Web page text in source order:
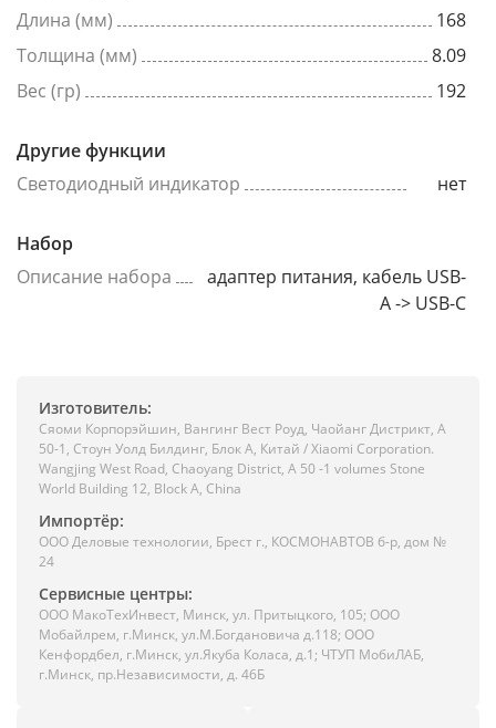
Длина (мм)
168
Толщина (мм)
8.09
Вес (гр)
192
Другие функции
Светодиодный индикатор
нет
Набор
Описание набора
адаптер питания, кабель USB-
A -> USB-C
Изготовитель:
Сяоми Корпорэйшин, Вангинг Вест Роуд, Чаойанг Дистрикт, А
50-1, Стоун Уолд Билдинг, Блок А, Китай / Xiaomi Corporation.
Wangjing West Road, Chaoyang District, A 50 -1 volumes Stone
World Building 12, Block A, China
Импортёр:
ООО Деловые технологии, Брест г., КОСМОНАВТОВ б-р, дом №
24
Сервисные центры:
ООО МакоТехИнвест, Минск, ул. Притыцкого, 105; ООО
Мобайлрем, г.Минск, ул.М.Богдановича д.118; ООО
Кенфордбел, г.Минск, ул.Якуба Коласа, д.1; ЧТУП МобиЛАБ,
г.Минск, пр.Независимости, д. 46Б